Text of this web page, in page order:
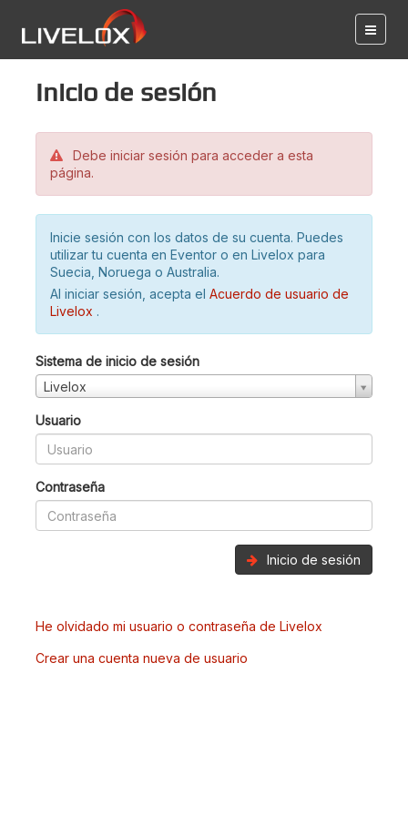
Inicio de sesión
Debe iniciar sesión para acceder a esta
página.
Inicie sesión con los datos de su cuenta. Puedes
utilizar tu cuenta en Eventor o en Livelox para
Suecia, Noruega o Australia.
Al iniciar sesión, acepta el Acuerdo de usuario de
Livelox .
Sistema de inicio de sesión
Livelox
Usuario
Contraseña
Inicio de sesión
He olvidado mi usuario o contraseña de Livelox
Crear una cuenta nueva de usuario